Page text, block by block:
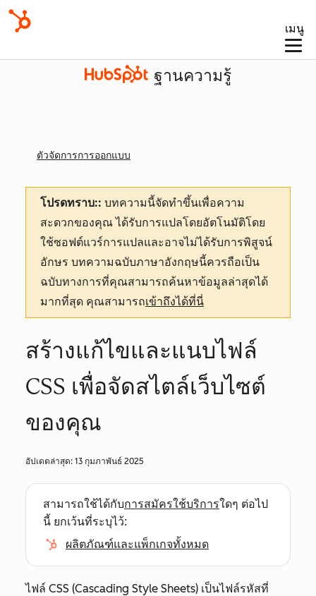
เมนู
ฐานความรู้
ตัวจัดการการออกแบบ
โปรดทราบ:: บทความนี้จัดทำขึ้นเพื่อความ
สะดวกของคุณได้รับการแปลโดยอัตโนมัติโดย
ใช้ซอฟต์แวร์การแปลและอาจไม่ได้รับการพิสูจน์
อักษร บทความฉบับภาษาอังกฤษนี้ควรถือเป็น
ฉบับทางการที่คุณสามารถค้นหาข้อมูลล่าสุดได้
มากที่สุด คุณสามารถเข้าถึงได้ที่นี่
สร้างแก้ไขและแนบไฟล์
CSS เพื่อจัดสไตล์เว็บไซต์
ของคุณ
อัปเดตล่าสุด: 13 กุมภาพันธ์ 2025
สามารถใช้ได้กับการสมัครใช้บริการใดๆ ต่อไป
นี้ ยกเว้นที่ระบุไว้:
ผลิตภัณฑ์และแพ็กเกจทั้งหมด
ไฟล์ CSS (Cascading Style Sheets) เป็นไฟล์รหัสที่